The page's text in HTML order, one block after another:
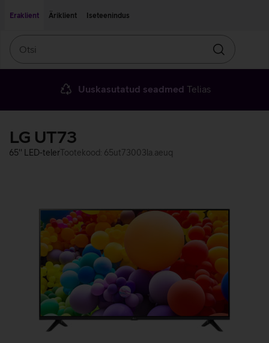
Eraklient
Äriklient Iseteenindus
Otsin
Uuskasutatud seadmed Telias
LG UT73
65'' LED-telerTootekood: 65ut73003la.aeuq